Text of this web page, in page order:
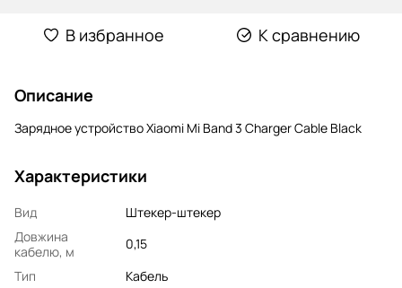
В избранное К сравнению
Описание
Зарядное устройство Xiaomi Mi Band 3 Charger Cable Black
Характеристики
Вид
Штекер-штекер
Довжина
кабелю, м
0,15
Тип
Кабель